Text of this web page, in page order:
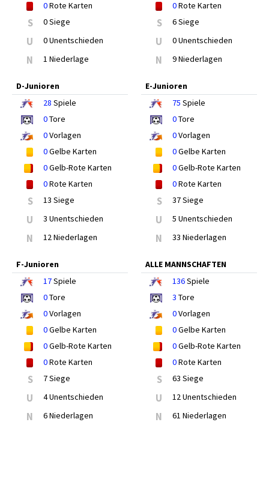
0Rote Karten
S 0 Siege
U 0 Unentschieden
N 1 Niederlage
0Rote Karten
S 6 Siege
U 0 Unentschieden
N 9 Niederlagen
D-Junioren
28 Spiele
0Tore
0Vorlagen
0Gelbe Karten
0Gelb-Rote Karten
0Rote Karten
S 13 Siege
U 3 Unentschieden
N 12 Niederlagen
E-Junioren
75 Spiele
0Tore
0Vorlagen
0Gelbe Karten
0Gelb-Rote Karten
0Rote Karten
S 37 Siege
U 5 Unentschieden
N 33 Niederlagen
F-Junioren
17Spiele
0Tore
0Vorlagen
0Gelbe Karten
0Gelb-Rote Karten
0Rote Karten
S 7 Siege
U 4 Unentschieden
N 6 Niederlagen
ALLE MANNSCHAFTEN
136Spiele
3 Tore
0Vorlagen
0Gelbe Karten
0Gelb-Rote Karten
0Rote Karten
S 63 Siege
U 12 Unentschieden
N 61 Niederlagen